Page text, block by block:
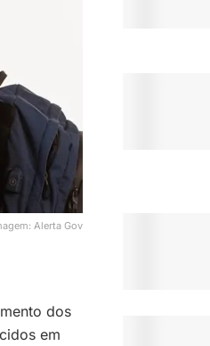
Alerta Gov
dos
em